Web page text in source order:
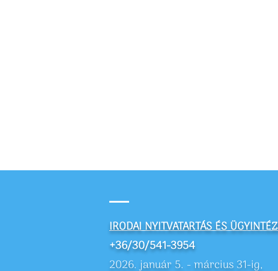
IRODAI NYITVATARTÁS ÉS
+36/30/541-3954
2026. január 5. - március 31-ig,